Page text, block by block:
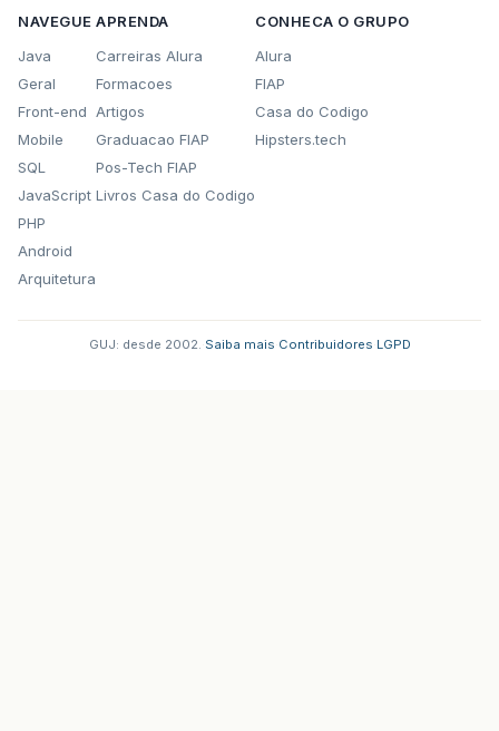
NAVEGUE
Java
Geral
Front-end
Mobile
SQL
JavaScript
PHP
Android
Arquitetura
APRENDA
Carreiras Alura
Formacoes
Artigos
Graduacao FIAP
Pos-Tech FIAP
Livros Casa do Codigo
CONHECA O GRUPO
Alura
FIAP
Casa do Codigo
Hipsters.tech
GUJ: desde 2002. Saiba mais Contribuidores LGPD